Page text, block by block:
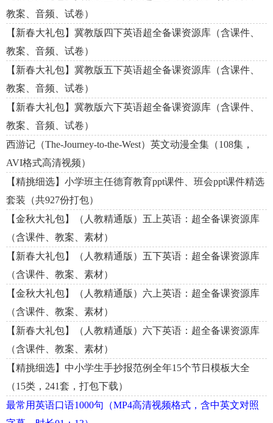
教案、音频、试卷）
【新春大礼包】冀教版四下英语超全备课资源库（含课件、
教案、音频、试卷）
【新春大礼包】冀教版五下英语超全备课资源库（含课件、
教案、音频、试卷）
【新春大礼包】冀教版六下英语超全备课资源库（含课件、
教案、音频、试卷）
西游记（The-Journey-to-the-West）英文动漫全集（108集，
AVI格式高清视频）
【精挑细选】小学班主任德育教育ppt课件、班会ppt课件精选
套装（共927份打包）
【金秋大礼包】（人教精通版）五上英语：超全备课资源库
（含课件、教案、素材）
【新春大礼包】（人教精通版）五下英语：超全备课资源库
（含课件、教案、素材）
【金秋大礼包】（人教精通版）六上英语：超全备课资源库
（含课件、教案、素材）
【新春大礼包】（人教精通版）六下英语：超全备课资源库
（含课件、教案、素材）
【精挑细选】中小学生手抄报范例全年15个节日模板大全
（15类，241套，打包下载）
最常用英语口语1000句（MP4高清视频格式，含中英文对照